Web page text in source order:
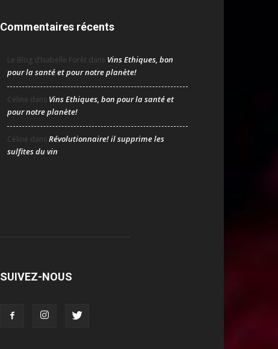
Commentaires récents
Le Blog d’Isabelle Forêt dans Vins Ethiques, bon
pour la santé et pour notre planète!
Céline dans Vins Ethiques, bon pour la santé et
pour notre planète!
Céline dansRévolutionnaire! il supprime les
sulfites du vin
SUIVEZ-NOUS